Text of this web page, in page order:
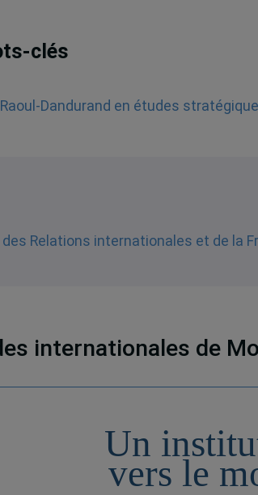
clés
Dandurand en études
internationales de
Un
vers le